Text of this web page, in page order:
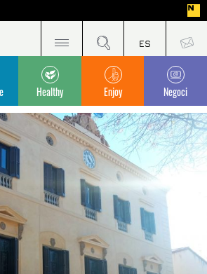
Healthy Enjoy Negoci